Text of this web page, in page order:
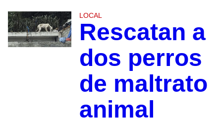
LOCAL
Rescatan a
dos perros
de maltrato
animal